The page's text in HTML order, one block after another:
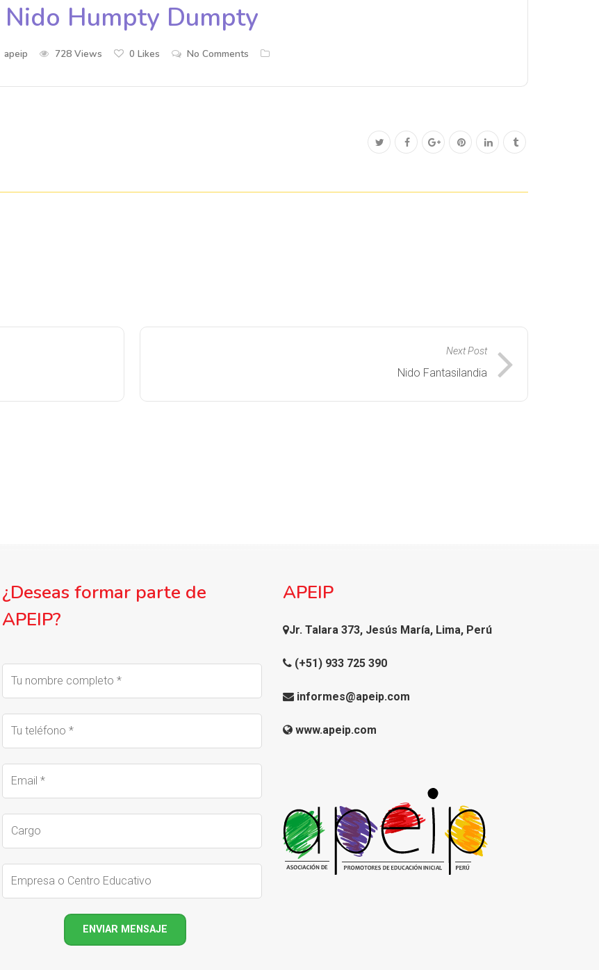
Nido Humpty Dumpty
apeip 728 Views 0 Likes No Comments
Next Post
Nido Fantasilandia
¿Deseas formar parte de
APEIP?
APEIP
Jr. Talara 373, Jesús María, Lima, Perú
(+51) 933 725 390
informes@apeip.com
www.apeip.com